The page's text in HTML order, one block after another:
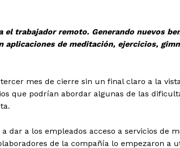
el trabajador remoto. Generando nuevos
de meditación, ejercicios,
mes de cierre sin un final claro a la
que podrían abordar algunas de las
dar a los empleados acceso a servicios de
de la compañía lo empezaron a